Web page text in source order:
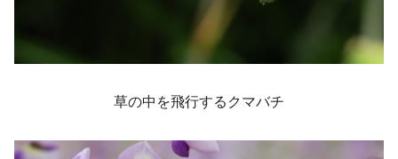
草の中を飛行するクマバチ